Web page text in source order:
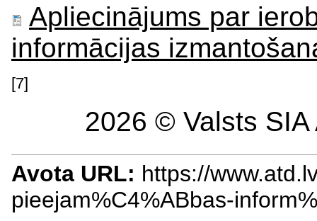
Apliecinājums par
informācijas
[7]
2026 © Valsts
Avota URL: https://
pieejam%C4%ABbas-